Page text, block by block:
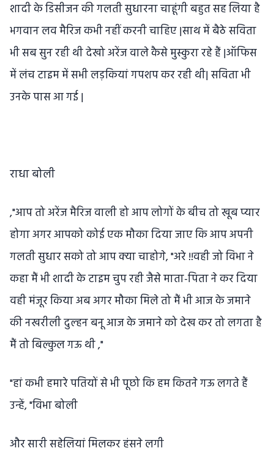
शादी के डिसीजन की गलती सुधारना चाहूंगी बहुत सह लिया है
भगवान लव मैरिज कभी नहीं करनी चाहिए |साथ में बैठे सविता
भी सब सुन रही थी देखो अरेंज वाले कैसे मुस्कुरा रहे हैं |ऑफिस
में लंच टाइम में सभी लड़कियां गपशप कर रही थी| सविता भी
उनके पास आ गई |
राधा बोली
,"आप तो अरेंज मैरिज वाली हो आप लोगों के बीच तो खूब प्यार
होगा अगर आपको कोई एक मौका दिया जाए कि आप अपनी
गलती सुधार सको तो आप क्या चाहोगे, "अरे !!वही जो विभा ने
कहा मैं भी शादी के टाइम चुप रही जैसे माता-पिता ने कर दिया
वही मंजूर किया अब अगर मौका मिले तो मैं भी आज के जमाने
की नखरीली दुल्हन बनू आज के जमाने को देख कर तो लगता है
मैं तो बिल्कुल गऊ थी ,"
"हां कभी हमारे पतियों से भी पूछो कि हम कितने गऊ लगते हैं
उन्हें, "विभा बोली
और सारी सहेलियां मिलकर हंसने लगी